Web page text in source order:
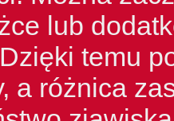
lub
temu
a różnica